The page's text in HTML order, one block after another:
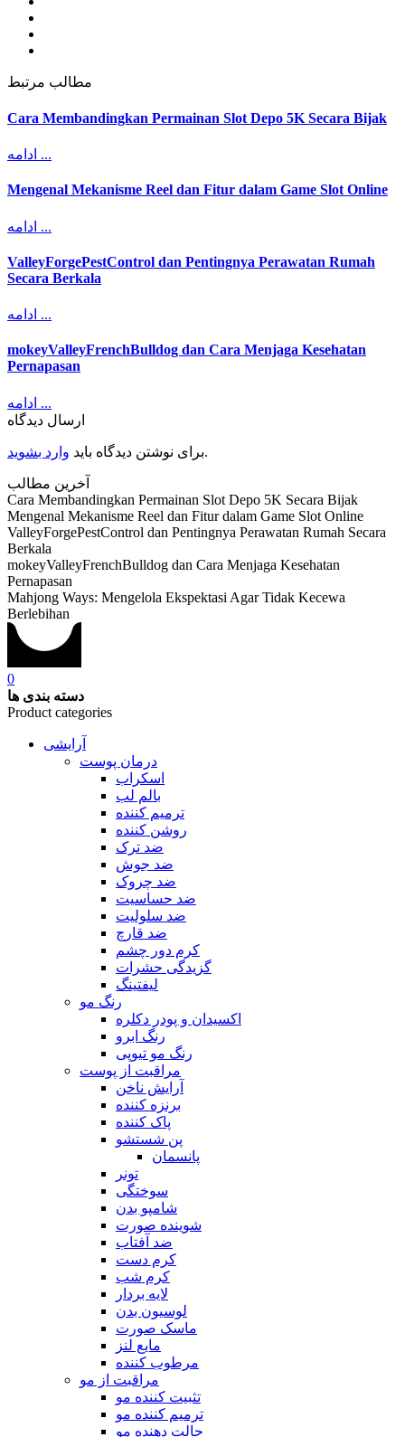
مطالب مرتبط
Cara Membandingkan Permainan Slot Depo 5K Secara Bijak
ادامه ...
Mengenal Mekanisme Reel dan Fitur dalam Game Slot Online
ادامه ...
ValleyForgePestControl dan Pentingnya Perawatan Rumah
Secara Berkala
ادامه ...
mokeyValleyFrenchBulldog dan Cara Menjaga Kesehatan
Pernapasan
ادامه ...
ارسال دیدگاه
برای نوشتن دیدگاه باید وارد بشوید .
آخرین مطالب
Cara Membandingkan Permainan Slot Depo 5K Secara Bijak
Mengenal Mekanisme Reel dan Fitur dalam Game Slot Online
ValleyForgePestControl dan Pentingnya Perawatan Rumah Secara
Berkala
mokeyValleyFrenchBulldog dan Cara Menjaga Kesehatan
Pernapasan
Mahjong Ways: Mengelola Ekspektasi Agar Tidak Kecewa
Berlebihan
0
دسته بندی ها
Product categories
آرایشی
درمان پوست
اسکراب
بالم لب
ترمیم کننده
روشن کننده
ضد ترک
ضد جوش
ضد چروک
ضد حساسیت
ضد سلولیت
ضد قارچ
کرم دور چشم
گزیدگی حشرات
لیفتینگ
رنگ مو
اکسیدان و پودر دکلره
رنگ ابرو
رنگ مو تیوپی
مراقبت از پوست
آرایش ناخن
برنزه کننده
پاک کننده
پن شستشو
پانسمان
تونر
سوختگی
شامپو بدن
شوینده صورت
ضد آفتاب
کرم دست
کرم شب
لایه بردار
لوسیون بدن
ماسک صورت
مایع لنز
مرطوب کننده
مراقبت از مو
تثبیت کننده مو
ترمیم کننده مو
حالت دهنده مو